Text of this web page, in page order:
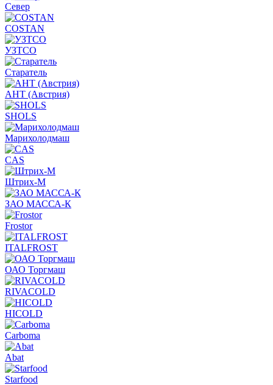
Север
COSTAN
УЗТСО
Старатель
АНТ (Австрия)
SHOLS
Марихолодмаш
CAS
Штрих-М
ЗАО МАССА-К
Frostor
ITALFROST
ОАО Торгмаш
RIVACOLD
HICOLD
Carboma
Abat
Starfood